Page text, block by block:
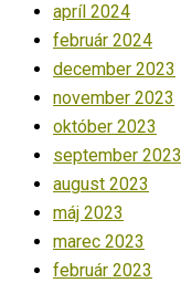
apríl 2024
február 2024
december 2023
november 2023
október 2023
september 2023
august 2023
máj 2023
marec 2023
február 2023